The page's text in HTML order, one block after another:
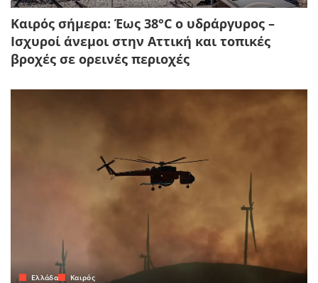
Καιρός σήμερα: Έως 38°C ο υδράργυρος –
Ισχυροί άνεμοι στην Αττική και τοπικές
βροχές σε ορεινές περιοχές
Ελλάδα Καιρός